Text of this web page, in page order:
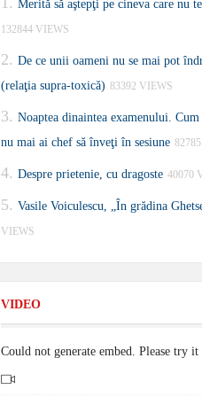
Merită să aştepţi pe cineva care nu
132844 VIEWS
De ce unii oameni nu se mai pot
(relaţia supra-toxică) 83392 VIEWS
Noaptea dinaintea examenului.
nu mai ai chef să înveţi în sesiune
Despre prietenie, cu dragoste 40070
Vasile Voiculescu, „În grădina
VIEWS
VIDEO
Could not generate embed. Please try it